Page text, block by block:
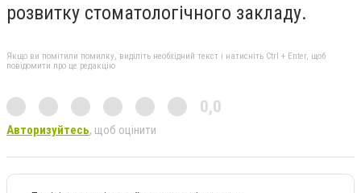
розвитку стоматологічного закладу.
Якщо ви помітили помилку, виділіть необхідний текст і натисніть Ctrl + Enter, щоб
повідомити про це редакцію
0,0
Авторизуйтесь, щоб оцінити